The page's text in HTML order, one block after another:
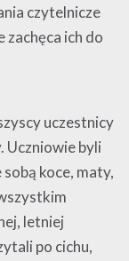
czytelnicze
ich do
uczestnicy
Uczniowie byli
koce, maty,
letniej
po cichu,